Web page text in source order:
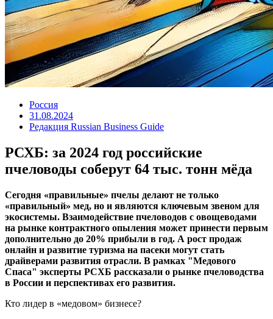
Россия
31.08.2024
Редакция Russian Business Guide
РСХБ: за 2024 год российские
пчеловоды соберут 64 тыс. тонн мёда
Сегодня «правильные» пчелы делают не только
«правильный» мед, но и являются ключевым звеном для
экосистемы. Взаимодействие пчеловодов с овощеводами
на рынке контрактного опыления может принести первым
дополнительно до 20% прибыли в год. А рост продаж
онлайн и развитие туризма на пасеки могут стать
драйверами развития отрасли. В рамках "Медового
Спаса" эксперты РСХБ рассказали о рынке пчеловодства
в России и перспективах его развития.
Кто лидер в «медовом» бизнесе?